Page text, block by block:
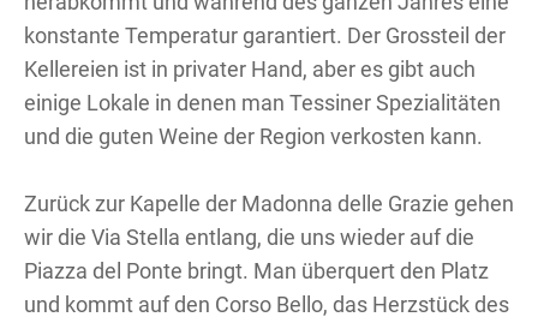
konstante Temperatur garantiert. Der Grossteil der
Kellereien ist in privater Hand, aber es gibt auch
einige Lokale in denen man Tessiner Spezialitäten
und die guten Weine der Region verkosten kann.
Zurück zur Kapelle der Madonna delle Grazie gehen
wir die Via Stella entlang, die uns wieder auf die
Piazza del Ponte bringt. Man überquert den Platz
und kommt auf den Corso Bello, das Herzstück des